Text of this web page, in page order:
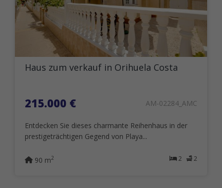
Haus zum verkauf in Orihuela Costa
215.000 € AM-02284_AMC
Entdecken Sie dieses charmante Reihenhaus in der
prestigeträchtigen Gegend von Playa...
2 2
90 m2